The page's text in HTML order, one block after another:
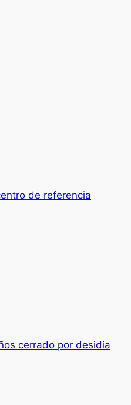
de referencia
cerrado por desidia